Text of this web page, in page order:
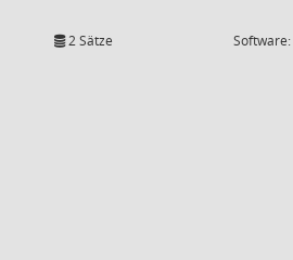
2 Sätze Software: